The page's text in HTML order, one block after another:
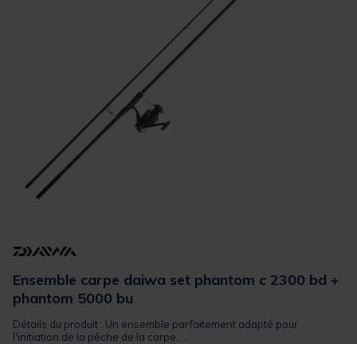
Ensemble carpe daiwa set phantom c 2300 bd +
phantom 5000 bu
Détails du produit : Un ensemble parfaitement adapté pour
l'initiation de la pêche de la carpe. ...